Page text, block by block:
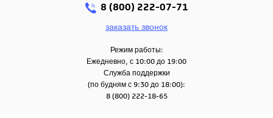
8 (800) 222-07-71
заказать звонок
Режим работы:
Ежедневно, с 10:00 до 19:00
Служба поддержки
(по будням с 9:30 до 18:00):
8 (800) 222-18-65